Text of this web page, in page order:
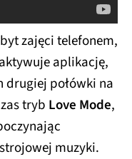
zajęci telefonem,
aplikację,
drugiej połówki na
tryb Love Mode,
muzyki.